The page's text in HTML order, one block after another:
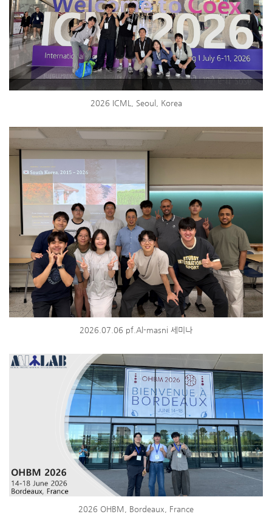
2026 ICML, Seoul, Korea
2026.07.06 pf.Al-masni 세미나
2026 OHBM, Bordeaux, France